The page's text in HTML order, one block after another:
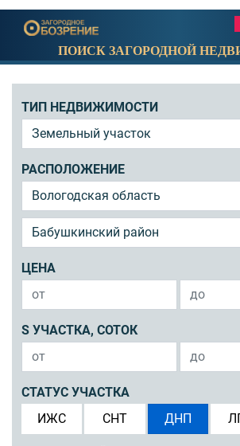
ПОИСК ЗАГОРОДНОЙ
ТИП НЕДВИЖИМОСТИ
РАСПОЛОЖЕНИЕ
ЦЕНА
S УЧАСТКА, СОТОК
СТАТУС УЧАСТКА
ИЖС
СНТ ДНП